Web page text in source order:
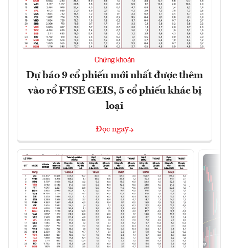
Chứng khoán
Dự báo 9 cổ phiếu mới nhất được thêm
vào rổ FTSE GEIS, 5 cổ phiếu khác bị
loại
Đọc ngay